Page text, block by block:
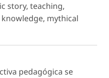
story, teaching,
mythical
pedagógica se